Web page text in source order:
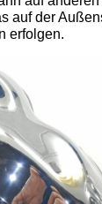
auf der
erfolgen.